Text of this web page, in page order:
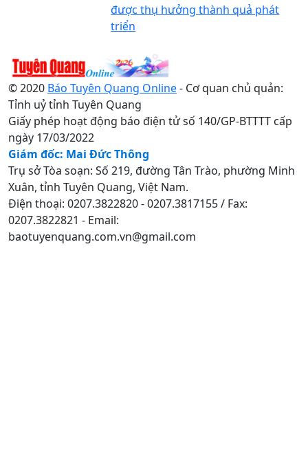
được thụ hưởng thành quả phát
triển
© 2020 Báo Tuyên Quang Online- Cơ quan chủ quản:
Tỉnh uỷ tỉnh Tuyên Quang
Giấy phép hoạt động báo điện tử số 140/GP-BTTTT cấp
ngày 17/03/2022
Giám đốc: Mai Đức Thông
Trụ sở Tòa soạn: Số 219, đường Tân Trào, phường Minh
Xuân, tỉnh Tuyên Quang, Việt Nam.
Điện thoại: 0207.3822820 - 0207.3817155 / Fax:
0207.3822821 - Email:
baotuyenquang.com.vn@gmail.com